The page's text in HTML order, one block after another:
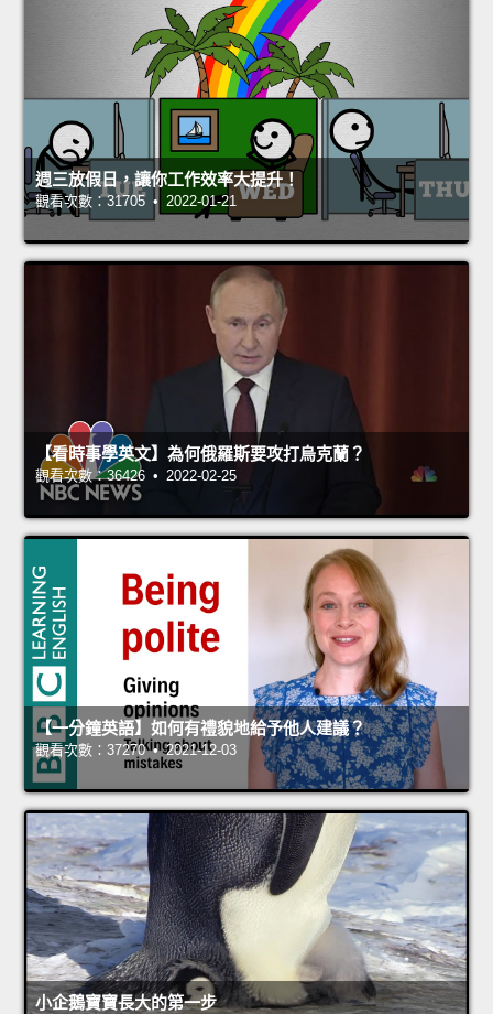
週三放假日，讓你工作效率大提升！
觀看次數：31705 • 2022-01-21
【看時事學英文】為何俄羅斯要攻打烏克蘭？
觀看次數：36426 • 2022-02-25
【一分鐘英語】如何有禮貌地給予他人建議？
觀看次數：37270 • 2021-12-03
小企鵝寶寶長大的第一步